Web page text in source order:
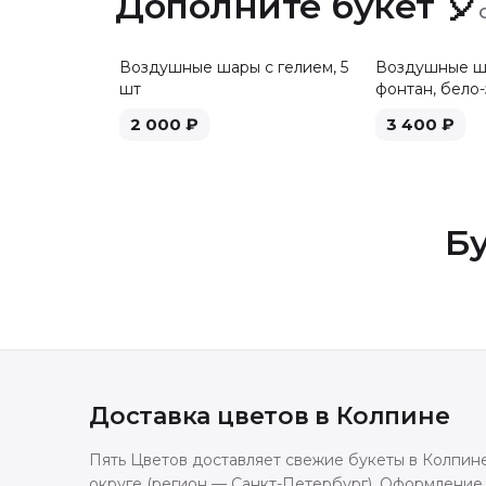
Воздушные шары с гелием, 5
шт
2 000 ₽
Воздушные
фонтан,
3 400 ₽
Доставка цветов в Колпине
Пять Цветов доставляет свежие букеты в